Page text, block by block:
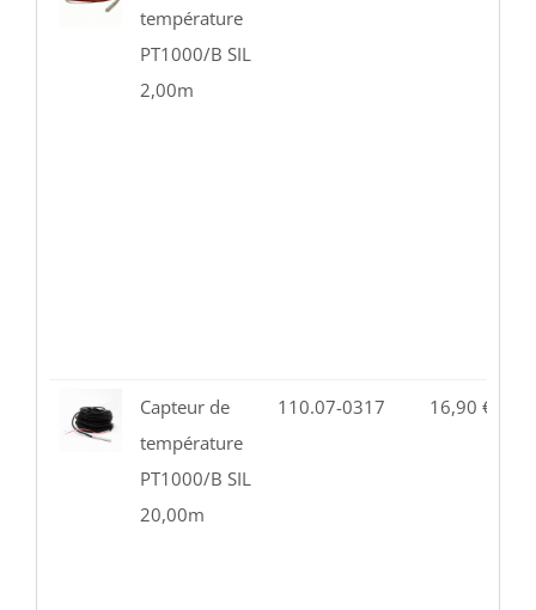
température
PT1000/B SIL
2,00m
Capteur de
température
PT1000/B SIL
20,00m
110.07-0317 16,90 €